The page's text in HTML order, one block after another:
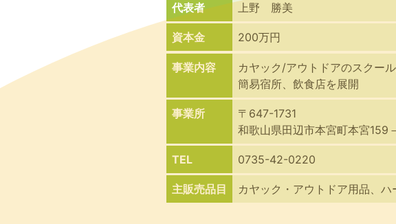
くまのエクスペリエ
blog
代表者 上野 勝美
資本金 200万円
事業内容
カヤック/アウトドアのスクー
簡易宿所、飲食店を展開
事業所
〒647-1731
和歌山県田辺市本宮町本宮159
TEL 0735-42-0220
主販売品目 カヤック・アウトドア用品、